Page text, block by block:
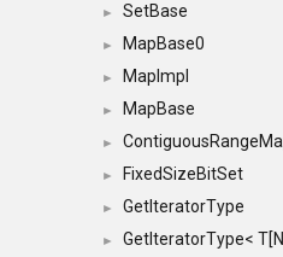
► SetBase
► MapBase0
► MapImpl
► MapBase
►
► FixedSizeBitSet
► GetIteratorType
► GetIteratorType<